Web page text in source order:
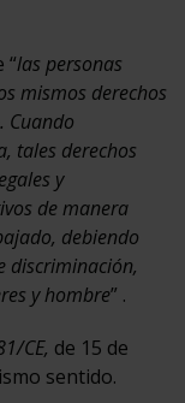
“las personas
mismos derechos
Cuando
tales derechos
y
de manera
debiendo
discriminación,
y hombre” .
CE, de 15 de
sentido.